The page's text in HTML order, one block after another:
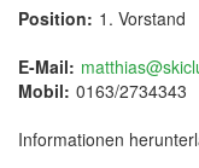
Position: 1. Vorstand
E-Mail:
Mobil: 0163/2734343
Informationen